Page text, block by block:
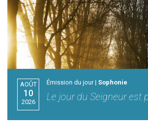
AOÛT
10
2026
Émission du jour | Sophonie
Le jour du Seigneur est